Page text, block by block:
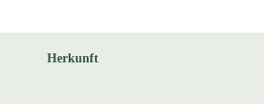
Herkunft